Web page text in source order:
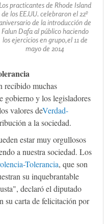
practicantes de Rhode Island
de los EE.UU. celebraron el 22º
de la introducción de
Falun Dafa al público haciendo
los ejercicios en grupo,el 11 de
mayo de 2014
recibido muchas
gobierno y los legisladores
valores deVerdad-
a la sociedad.
estar muy orgullosos
a nuestra sociedad. Los
Tolerancia, que son
su inquebrantable
declaró el diputado
su carta de felicitación por